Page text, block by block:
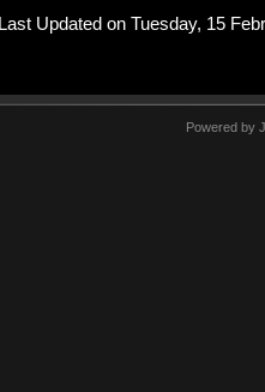
Last Updated on Tuesday, 15
Powered by